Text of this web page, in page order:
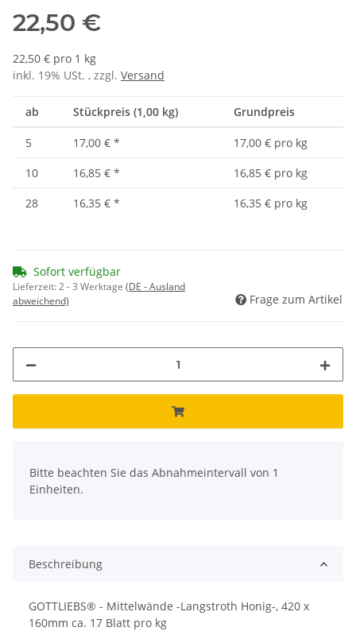
22,50 €
22,50 € pro 1 kg
inkl. 19% USt. , zzgl. Versand
ab Stückpreis (1,00 kg) Grundpreis
5 17,00 € *
17,00 € pro kg
10
16,85 € *
16,85 € pro kg
28
16,35 € * 16,35 € pro kg
Sofort verfügbar
Lieferzeit:2 - 3 Werktage (DE - Ausland
abweichend)
Frage zum Artikel
Bitte beachten Sie das Abnahmeintervall von 1
Einheiten.
Beschreibung
GOTTLIEBS® - Mittelwände -Langstroth Honig-, 420 x
160mm ca. 17 Blatt pro kg